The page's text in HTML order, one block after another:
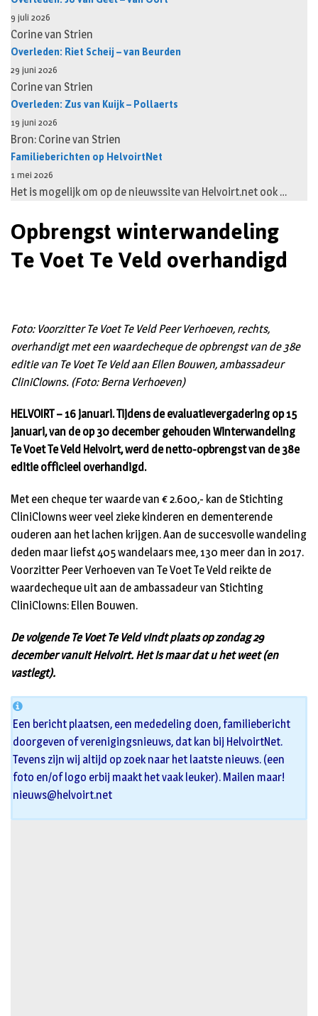
9 juli 2026
Corine van Strien
Overleden: Riet Scheij – van Beurden
29 juni 2026
Corine van Strien
Overleden: Zus van Kuijk – Pollaerts
19 juni 2026
Bron: Corine van Strien
Familieberichten op HelvoirtNet
1 mei 2026
Het is mogelijk om op de nieuwssite van Helvoirt.net ook …
Opbrengst winterwandeling
Te Voet Te Veld overhandigd
Foto: Voorzitter Te Voet Te Veld Peer Verhoeven, rechts,
overhandigt met een waardecheque de opbrengst van de 38e
editie van Te Voet Te Veld aan Ellen Bouwen, ambassadeur
CliniClowns. (Foto: Berna Verhoeven)
HELVOIRT – 16 januari. Tijdens de evaluatievergadering op 15
januari, van de op 30 december gehouden Winterwandeling
Te Voet Te Veld Helvoirt, werd de netto-opbrengst van de 38e
editie officieel overhandigd.
Met een cheque ter waarde van € 2.600,- kan de Stichting
CliniClowns weer veel zieke kinderen en dementerende
ouderen aan het lachen krijgen. Aan de succesvolle wandeling
deden maar liefst 405 wandelaars mee, 130 meer dan in 2017.
Voorzitter Peer Verhoeven van Te Voet Te Veld reikte de
waardecheque uit aan de ambassadeur van Stichting
CliniClowns: Ellen Bouwen.
De volgende Te Voet Te Veld vindt plaats op zondag 29
december vanuit Helvoirt. Het is maar dat u het weet (en
vastlegt).
Een bericht plaatsen, een mededeling doen, familiebericht
doorgeven of verenigingsnieuws, dat kan bij HelvoirtNet.
Tevens zijn wij altijd op zoek naar het laatste nieuws. (een
foto en/of logo erbij maakt het vaak leuker). Mailen maar!
nieuws@helvoirt.net